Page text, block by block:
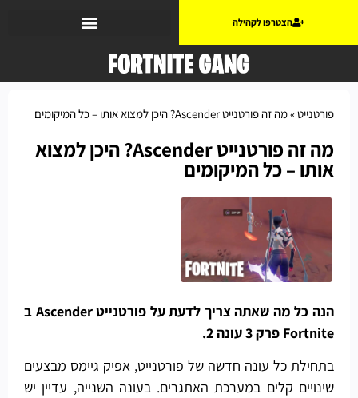
הצטרפו לקהילה
פורטנייט»מה זה פורטנייט Ascender? היכן למצוא אותו – כל המיקומים
מה זה פורטנייט Ascender? היכן למצוא
אותו – כל המיקומים
הנה כל מה שאתה צריך לדעת על פורטנייט Ascender ב
Fortnite פרק 3 עונה 2.
בתחילת כל עונה חדשה של פורטנייט, אפיק גיימס מבצעים
שינויים קלים במערכת האתגרים. בעונה השנייה, עדיין יש